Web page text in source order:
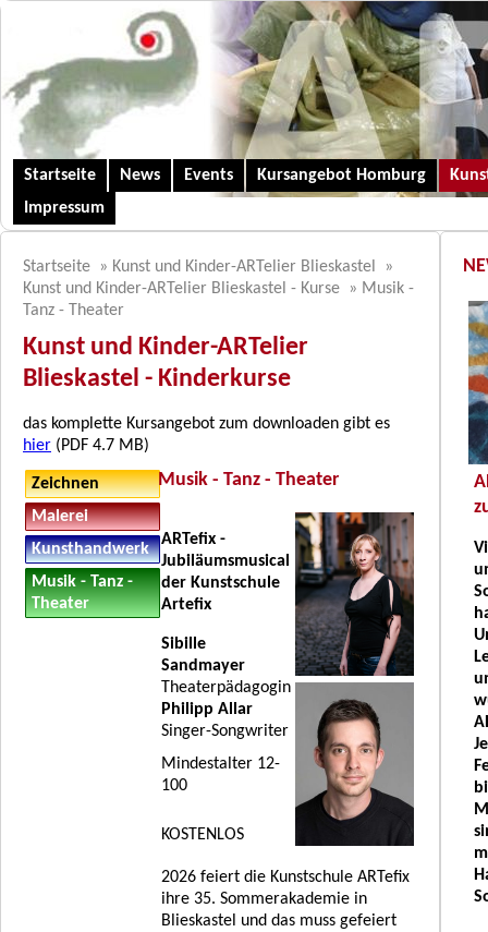
Startseite News Events Kursangebot Homburg
Impressum
Startseite » Kunst und Kinder-ARTelier Blieskastel
»
Kunst und Kinder-ARTelier Blieskastel - Kurse
» Musik -
Tanz - Theater
Kunst und Kinder-ARTelier
Blieskastel - Kinderkurse
das komplette Kursangebot zum downloaden gibt es
hier (PDF 4.7 MB)
Zeichnen
Malerei
Kunsthandwerk
Musik - Tanz -
Theater
Musik - Tanz - Theater
ARTefix -
Jubiläumsmusical
der Kunstschule
Artefix
Sibille
Sandmayer
Theaterpädagogin
Philipp Allar
Singer-Songwriter
Mindestalter 12-
100
KOSTENLOS
2026 feiert die Kunstschule ARTefix
ihre 35. Sommerakademie in
Blieskastel und das muss gefeiert